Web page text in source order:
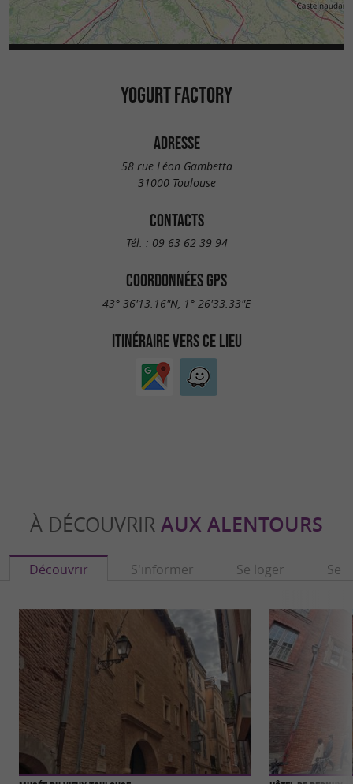
YOGURT FACTORY
ADRESSE
58 rue Léon Gambetta
31000 Toulouse
CONTACTS
Tél. : 09 63 62 39 94
COORDONNÉES GPS
43° 36'13.16"N, 1° 26'33.33"E
ITINÉRAIRE VERS CE LIEU
À DÉCOUVRIR AUX ALENTOURS
Découvrir S'informer Se loger Se